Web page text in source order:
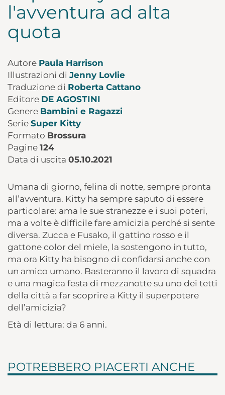
l'avventura ad alta
quota
Autore Paula Harrison
Illustrazioni di Jenny Lovlie
Traduzione di Roberta Cattano
Editore DE AGOSTINI
Genere Bambini e Ragazzi
Serie Super Kitty
Formato Brossura
Pagine 124
Data di uscita 05.10.2021
Umana di giorno, felina di notte, sempre pronta
all’avventura. Kitty ha sempre saputo di essere
particolare: ama le sue stranezze e i suoi poteri,
ma a volte è difficile fare amicizia perché si sente
diversa. Zucca e Fusako, il gattino rosso e il
gattone color del miele, la sostengono in tutto,
ma ora Kitty ha bisogno di confidarsi anche con
un amico umano. Basteranno il lavoro di squadra
e una magica festa di mezzanotte su uno dei tetti
della città a far scoprire a Kitty il superpotere
dell’amicizia?
Età di lettura: da 6 anni.
POTREBBERO PIACERTI ANCHE